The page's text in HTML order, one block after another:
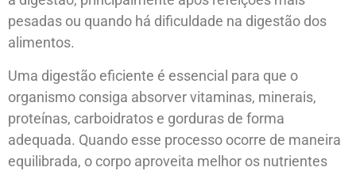
pesadas ou quando há dificuldade na digestão dos
alimentos.
Uma digestão eficiente é essencial para que o
organismo consiga absorver vitaminas, minerais,
proteínas, carboidratos e gorduras de forma
adequada. Quando esse processo ocorre de maneira
equilibrada, o corpo aproveita melhor os nutrientes